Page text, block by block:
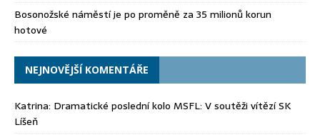
Bosonožské náměstí je po proměně za 35 milionů korun
hotové
NEJNOVĚJŠÍ KOMENTÁŘE
Katrina: Dramatické poslední kolo MSFL: V soutěži vítězí SK
Líšeň